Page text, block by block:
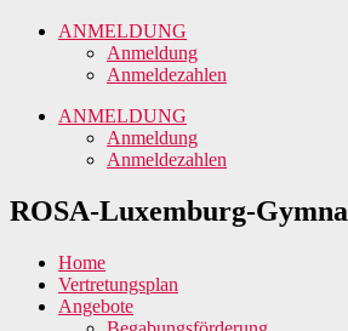
ANMELDUNG
Anmeldung
Anmeldezahlen
ANMELDUNG
Anmeldung
Anmeldezahlen
ROSA-Luxemburg-
Home
Vertretungsplan
Angebote